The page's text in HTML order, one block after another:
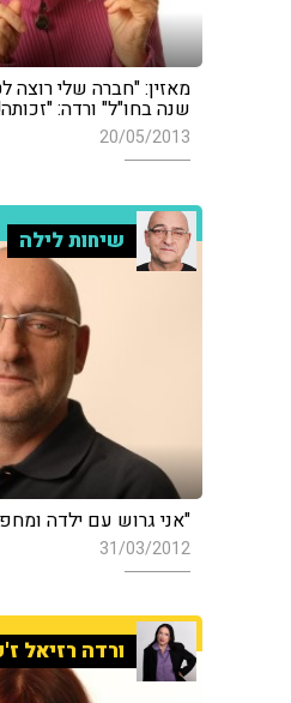
מאזין: "חברה שלי רוצה
שנה בחו"ל" ורדה:
20/05/2013
שיחות לילה
"אני גרוש עם ילדה
31/03/2012
ורדה רזיאל